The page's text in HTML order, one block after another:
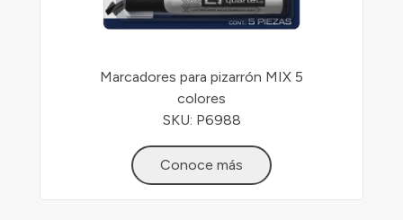
Marcadores para pizarrón MIX 5
colores
SKU: P6988
Conoce más